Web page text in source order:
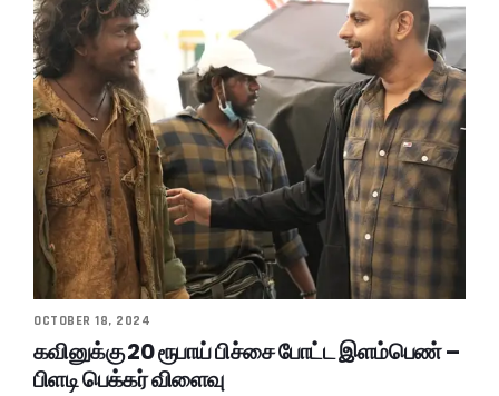
OCTOBER 18, 2024
கவினுக்கு 20 ரூபாய் பிச்சை போட்ட இளம்பெண் –
பிளடி பெக்கர் விளைவு